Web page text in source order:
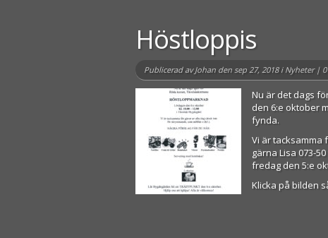
Höstloppis
Publicerad avJohan den sep 27, 2018 i Nyheter|
Nu är det dags
den 6:e oktober
fynda.
Vi är tacksamma
gärna Lisa 073-
fredag den 5:e
Klicka på bilden